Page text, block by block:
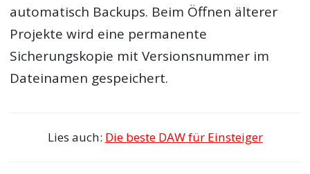
automatisch Backups. Beim Öffnen älterer
Projekte wird eine permanente
Sicherungskopie mit Versionsnummer im
Dateinamen gespeichert.
Lies auch: Die beste DAW für Einsteiger